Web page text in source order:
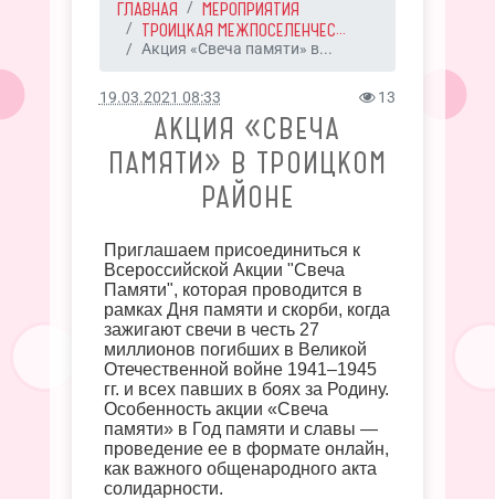
ГЛАВНАЯ
МЕРОПРИЯТИЯ
ТРОИЦКАЯ МЕЖПОСЕЛЕНЧЕС...
Акция «Свеча памяти» в...
19.03.2021 08:33 13
АКЦИЯ «СВЕЧА
ПАМЯТИ» В ТРОИЦКОМ
РАЙОНЕ
Приглашаем присоединиться к
Всероссийской Акции "Свеча
Памяти", которая проводится в
рамках Дня памяти и скорби, когда
зажигают свечи в честь 27
миллионов погибших в Великой
Отечественной войне 1941–1945
гг. и всех павших в боях за Родину.
Особенность акции «Свеча
памяти» в Год памяти и славы —
проведение ее в формате онлайн,
как важного общенародного акта
солидарности.